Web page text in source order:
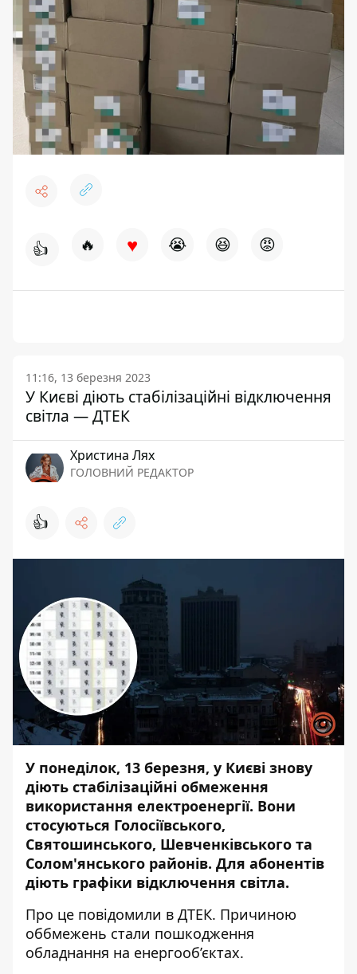
👍 🔥 ♥ 😭 😆 😡
11:16, 13 березня 2023
У Києві діють стабілізаційні відключення
світла — ДТЕК
Христина Лях
ГОЛОВНИЙ РЕДАКТОР
👍
У понеділок, 13 березня, у Києві знову
діють стабілізаційні обмеження
використання електроенергії. Вони
стосуються Голосіївського,
Святошинського, Шевченківського та
Солом'янського районів. Для абонентів
діють графіки відключення світла.
Про це повідомили в ДТЕК. Причиною
оббмежень стали пошкодження
обладнання на енергооб’єктах.